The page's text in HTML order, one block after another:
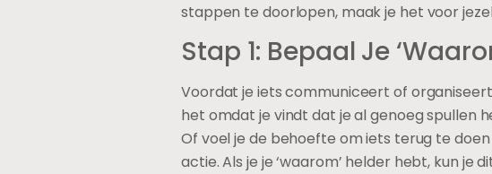
stappen te doorlopen, maak je het voor
Stap 1: Bepaal Je
Voordat je iets communiceert of
het omdat je vindt dat je al genoeg spullen
Of voel je de behoefte om iets terug te
actie. Als je je ‘waarom’ helder hebt, kun